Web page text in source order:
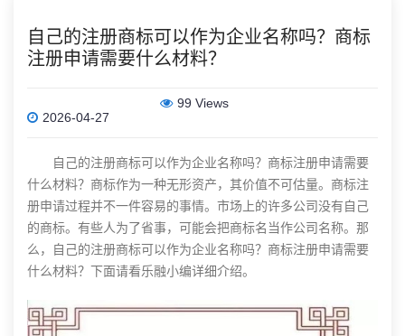
自己的注册商标可以作为企业名称吗？商标
注册申请需要什么材料？
2026-04-27
99 Views
自己的注册商标可以作为企业名称吗？ 商标注册申请需要
什么材料？商标作为一种无形资产，其价值不可估量。 商标注
册申请过程并不一件容易的事情。市场上的许多公司没有自己
的商标。有些人为了省事，可能会把商标名当作公司名称。那
么，自己的注册商标可以作为企业名称吗？ 商标注册申请需要
什么材料？下面请看乐融小编详细介绍。